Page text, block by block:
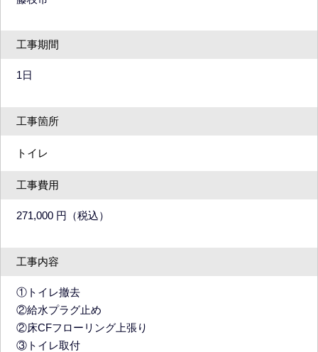
工事期間
1日
工事箇所
トイレ
工事費用
271,000 円（税込）
工事内容
①トイレ撤去
②給水プラグ止め
②床CFフローリング上張り
③トイレ取付